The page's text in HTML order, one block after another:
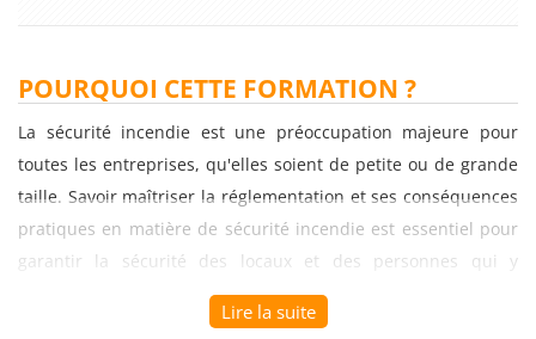
POURQUOI CETTE FORMATION ?
La sécurité incendie est une préoccupation majeure pour
toutes les entreprises, qu'elles soient de petite ou de grande
taille. Savoir maîtriser la réglementation et ses conséquences
pratiques en matière de sécurité incendie est essentiel pour
garantir la sécurité des locaux et des personnes qui y
travaillent. C'est pourquoi il est important de suivre une
formation spécialisée dans ce domaine. Voici quelques
Lire la suite